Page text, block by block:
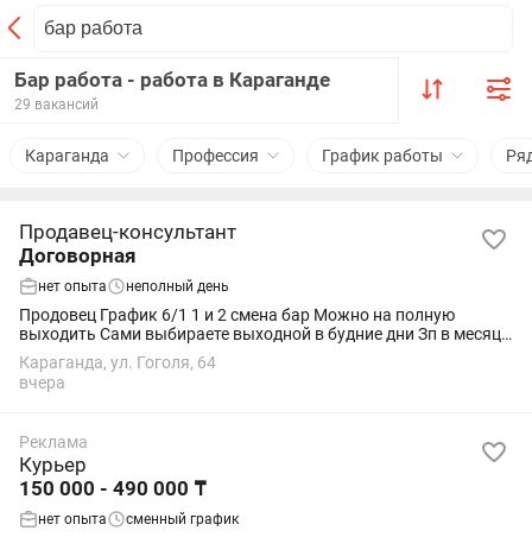
Бар работа - работа в Караганде
29 вакансий
Караганда Профессия График работы
Продавец-консультант
Договорная
нет опыта неполный день
Продовец График 6/1 1 и 2 смена бар Можно на полную
выходить Сами выбираете выходной в будние дни Зп в месяц
15 го числа, за час 500 тг Получается(90.000-170.000) И
бонусы% от продаж каждую неделю в...
Караганда, ул. Гоголя, 64
вчера
Реклама
Курьер
150 000 - 490 000 ₸
нет опыта сменный график